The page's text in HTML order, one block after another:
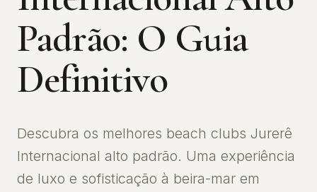
Padrão: O Guia
Definitivo
Descubra os melhores beach clubs Jurerê
Internacional alto padrão. Uma experiência
de luxo e sofisticação à beira-mar em